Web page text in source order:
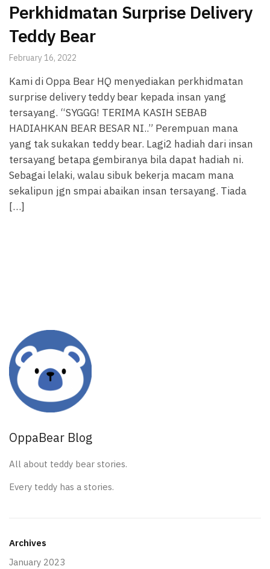
Perkhidmatan Surprise Delivery
Teddy Bear
February 16, 2022
Kami di Oppa Bear HQ menyediakan perkhidmatan
surprise delivery teddy bear kepada insan yang
tersayang. “SYGGG! TERIMA KASIH SEBAB
HADIAHKAN BEAR BESAR NI..” Perempuan mana
yang tak sukakan teddy bear. Lagi2 hadiah dari insan
tersayang betapa gembiranya bila dapat hadiah ni.
Sebagai lelaki, walau sibuk bekerja macam mana
sekalipun jgn smpai abaikan insan tersayang. Tiada
[…]
OppaBear Blog
All about teddy bear stories.
Every teddy has a stories.
Archives
January 2023